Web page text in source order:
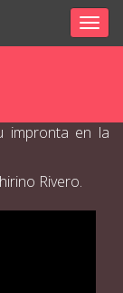
impronta en la
Rivero.